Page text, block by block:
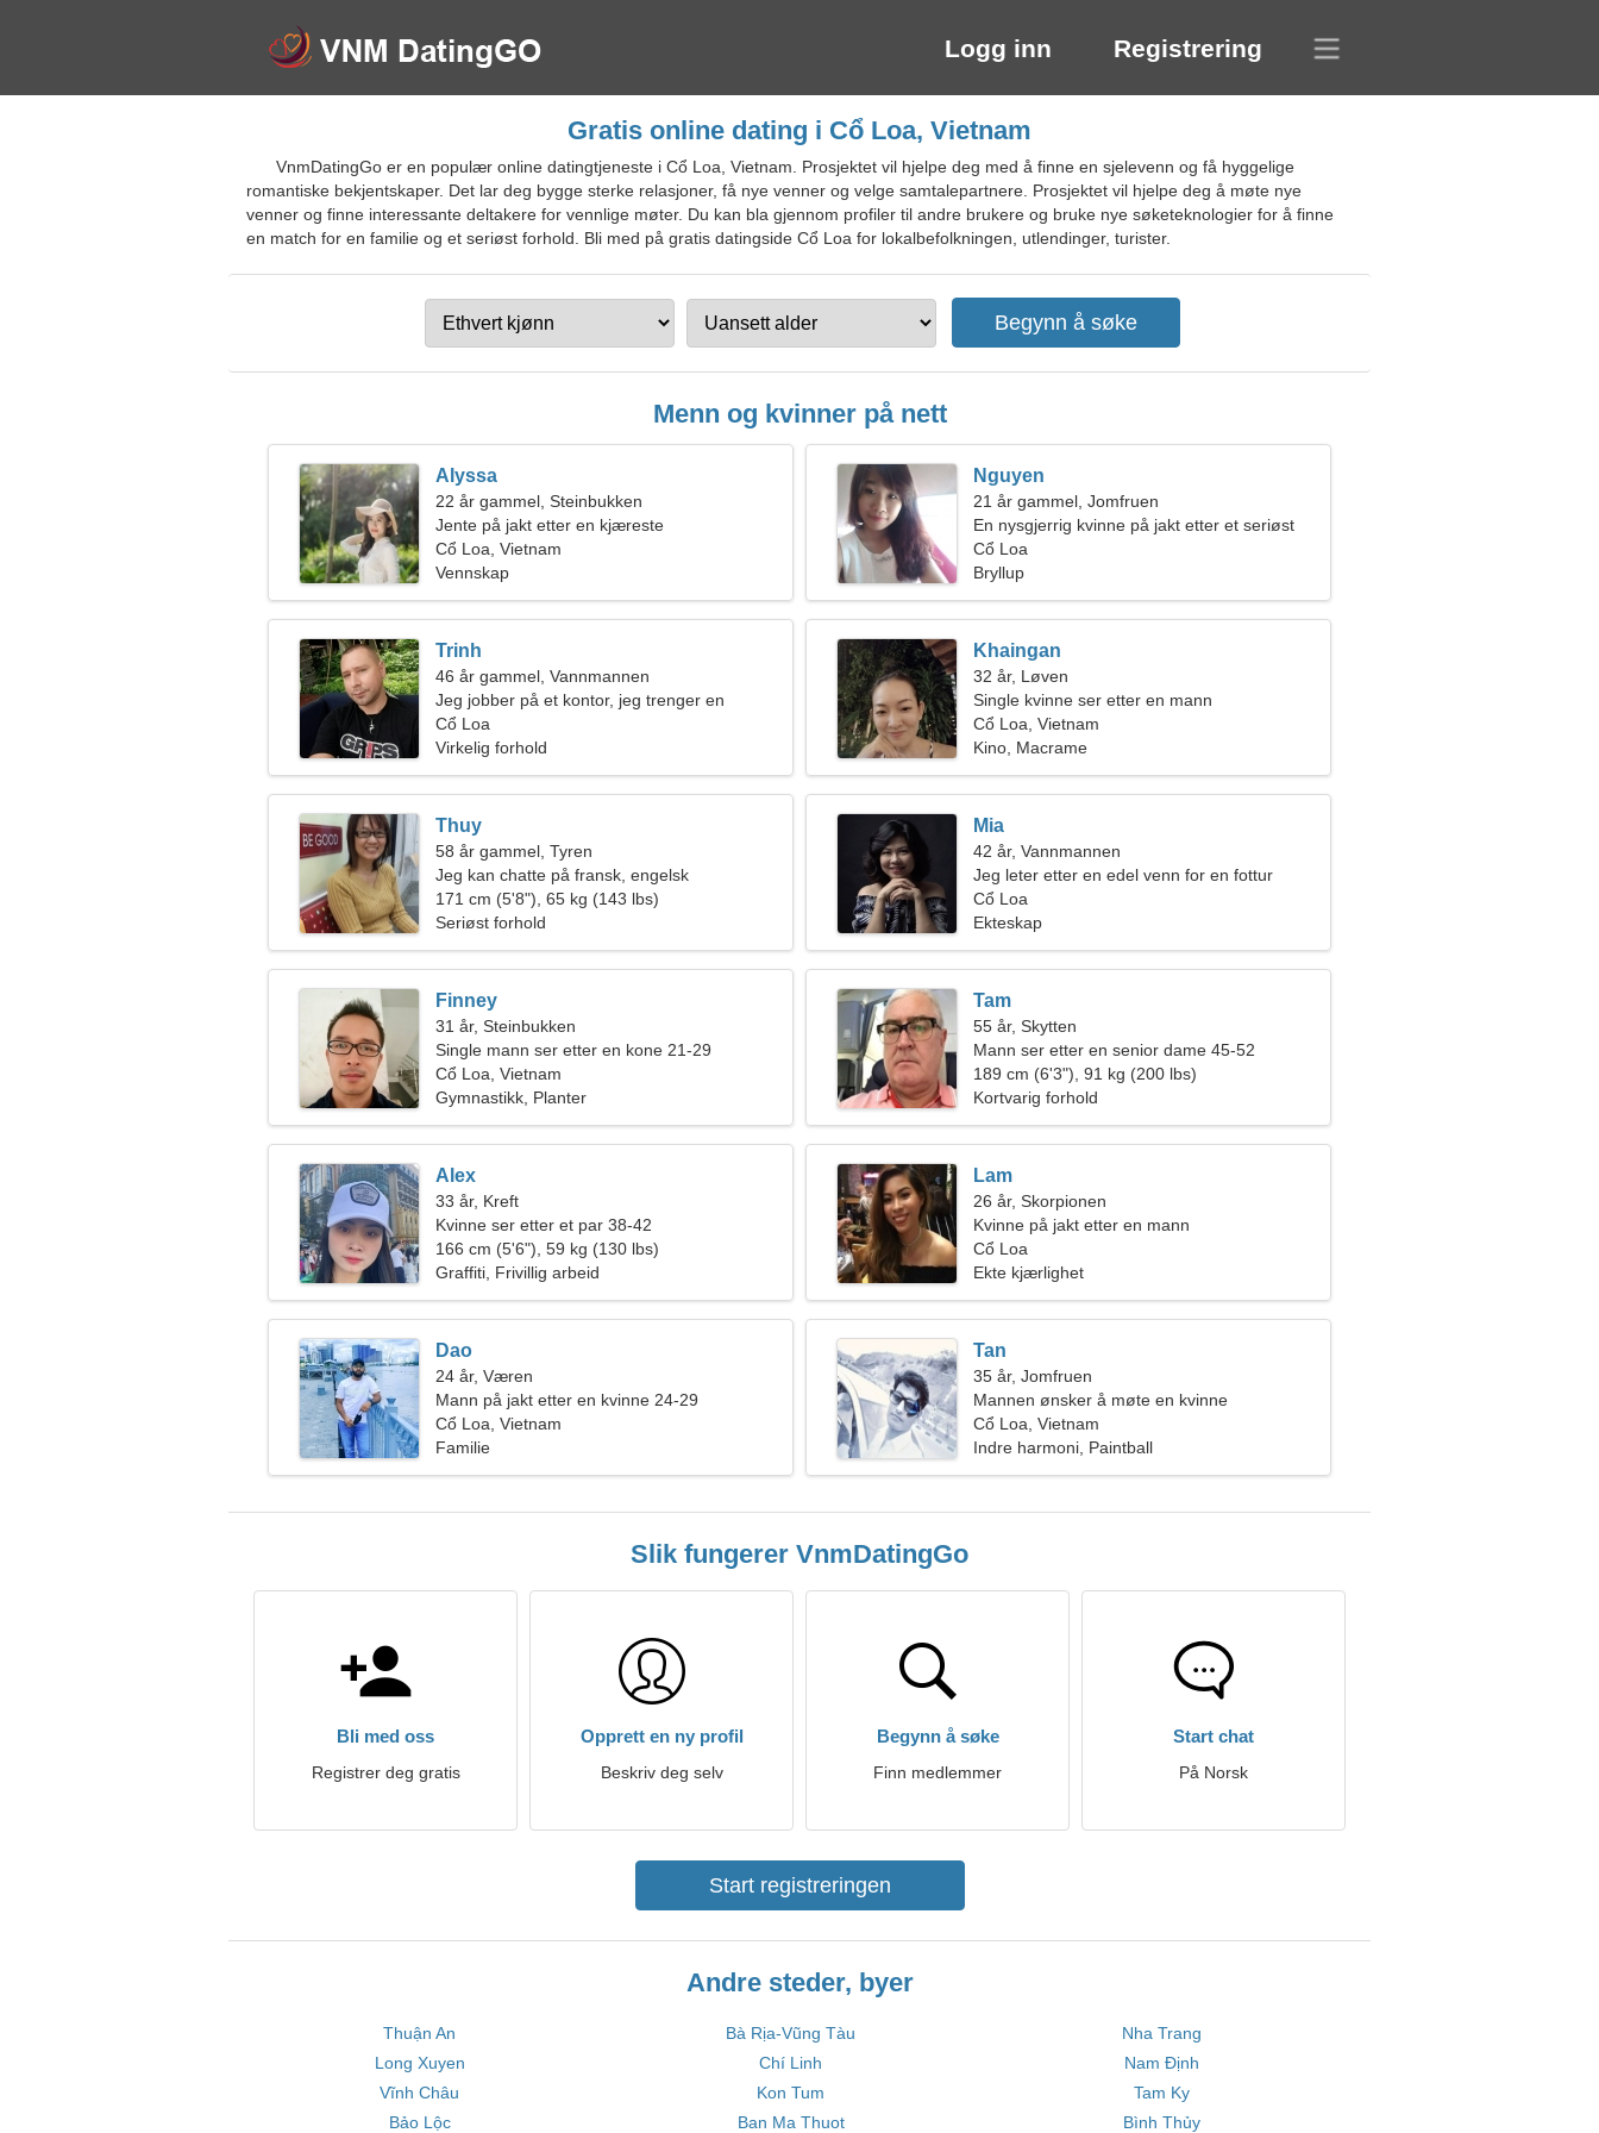
Logg inn Registrering
Gratis online dating i Cổ Loa, Vietnam
VnmDatingGo er en populær online datingtjeneste i Cổ Loa, Vietnam. Prosjektet vil hjelpe deg med å finne en sjelevenn og få hyggelige
romantiske bekjentskaper. Det lar deg bygge sterke relasjoner, få nye venner og velge samtalepartnere. Prosjektet vil hjelpe deg å møte nye
venner og finne interessante deltakere for vennlige møter. Du kan bla gjennom profiler til andre brukere og bruke nye søketeknologier for å finne
en match for en familie og et seriøst forhold. Bli med på gratis datingside Cổ Loa for lokalbefolkningen, utlendinger, turister.
Menn og kvinner på nett
Alyssa
22 år gammel, Steinbukken
Jente på jakt etter en kjæreste
Cổ Loa, Vietnam
Vennskap
Nguyen
21 år gammel, Jomfruen
En nysgjerrig kvinne på jakt etter et seriøst
forhold
Cổ Loa
Bryllup
Trinh
46 år gammel, Vannmannen
Jeg jobber på et kontor, jeg trenger en
munter kvinne
Cổ Loa
Virkelig forhold
Khaingan
32 år, Løven
Single kvinne ser etter en mann
Cổ Loa, Vietnam
Kino, Macrame
Thuy
58 år gammel, Tyren
Jeg kan chatte på fransk, engelsk
171 cm (5'8"), 65 kg (143 lbs)
Seriøst forhold
Mia
42 år, Vannmannen
Jeg leter etter en edel venn for en fottur
Cổ Loa
Ekteskap
Finney
31 år, Steinbukken
Single mann ser etter en kone 21-29
Cổ Loa, Vietnam
Gymnastikk, Planter
Tam
55 år, Skytten
Mann ser etter en senior dame 45-52
189 cm (6'3"), 91 kg (200 lbs)
Kortvarig forhold
Alex
33 år, Kreft
Kvinne ser etter et par 38-42
166 cm (5'6"), 59 kg (130 lbs)
Graffiti, Frivillig arbeid
Lam
26 år, Skorpionen
Kvinne på jakt etter en mann
Cổ Loa
Ekte kjærlighet
Dao
24 år, Væren
Mann på jakt etter en kvinne 24-29
Cổ Loa, Vietnam
Familie
Tan
35 år, Jomfruen
Mannen ønsker å møte en kvinne
Cổ Loa, Vietnam
Indre harmoni, Paintball
Slik fungerer VnmDatingGo
Bli med oss
Registrer deg gratis
Opprett en ny profil
Beskriv deg selv
Begynn å søke
Finn medlemmer
Start chat
På Norsk
Start registreringen
Andre steder, byer
Thuận An Bà Rịa-Vũng Tàu
Nha Trang
Long Xuyen
Chí Linh
Nam Định
Vĩnh Châu
Kon Tum
Tam Ky
Bảo Lộc
Ban Ma Thuot Bình Thủy